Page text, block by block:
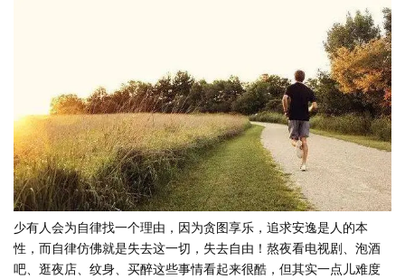
少有人会为自律找一个理由，因为贪图享乐，追求安逸是人的本
性，而自律仿佛就是失去这一切，失去自由！熬夜看电视剧、泡酒
吧、逛夜店、纹身、买醉这些事情看起来很酷，但其实一点儿难度